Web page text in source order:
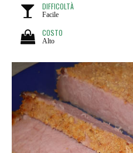
DIFFICOLTÀ
Facile
COSTO
Alto